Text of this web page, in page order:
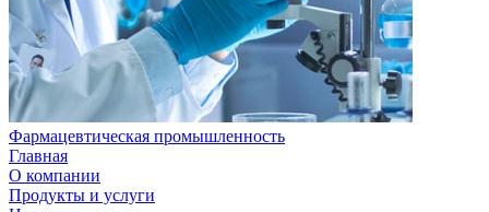
Фармацевтическая промышленность
Главная
О компании
Продукты и услуги